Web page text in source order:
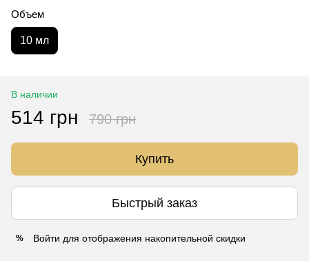
Объем
10 мл
В наличии
514 грн 790 грн
Купить
Быстрый заказ
% Войти для отображения накопительной скидки